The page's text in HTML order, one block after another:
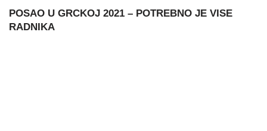
POSAO U GRCKOJ 2021 – POTREBNO JE VISE
RADNIKA